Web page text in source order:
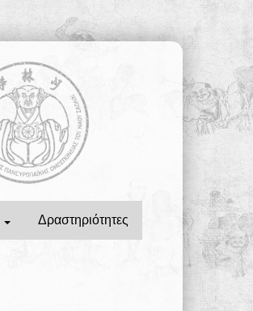
Δραστηριότητες